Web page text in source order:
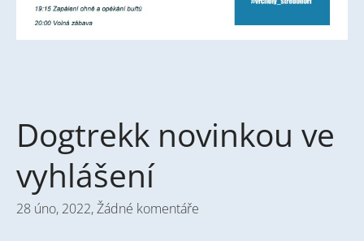
Dogtrekk novinkou ve
vyhlášení
28 úno, 2022,Žádné komentáře